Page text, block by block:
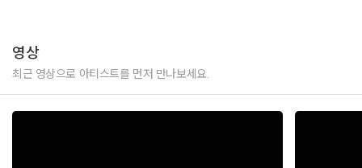
영상
최근 영상으로 아티스트를 먼저 만나보세요.